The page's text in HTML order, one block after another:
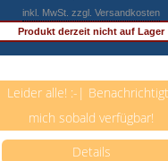
inkl. MwSt. zzgl. Versandkosten
Produkt derzeit nicht auf Lager
Leider alle! :-|
mich sobald verfügbar!
Details